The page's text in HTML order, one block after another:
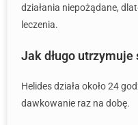
działania niepożądane,
leczenia.
Jak długo utrzymuje
Helides działa około 24
dawkowanie raz na dobę.